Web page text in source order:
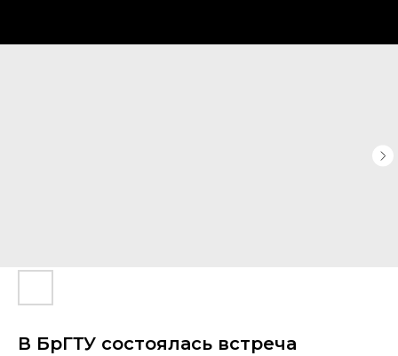
В БрГТУ состоялась встреча